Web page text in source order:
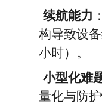
· 续航能力
构导致设
小时）。
· 小型化难
量化与防